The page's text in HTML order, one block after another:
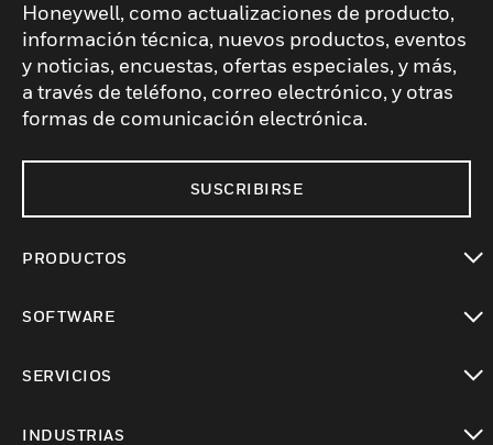
Honeywell, como actualizaciones de producto,
información técnica, nuevos productos, eventos
y noticias, encuestas, ofertas especiales, y más,
a través de teléfono, correo electrónico, y otras
formas de comunicación electrónica.
SUSCRIBIRSE
PRODUCTOS
SOFTWARE
SERVICIOS
INDUSTRIAS